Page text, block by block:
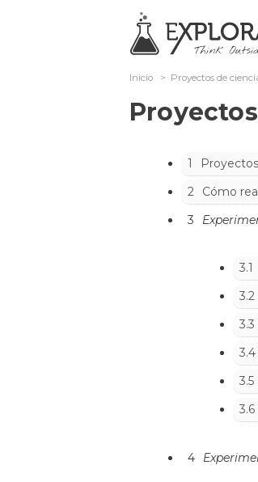
Inicio > Proyectos de
1
2
Cómo
3
3.1
3.2
3.3
3.4
3.5
3.6
4